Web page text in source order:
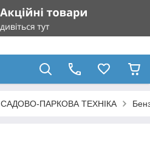
САДОВО-ПАРКОВА ТЕХНІКА